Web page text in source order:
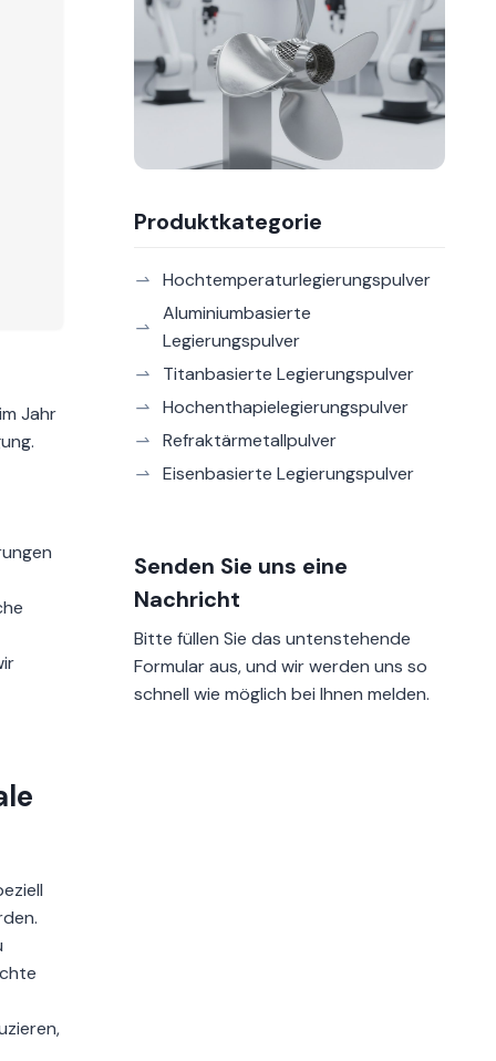
Jahr
Produktkategorie
Hochtemperaturlegierungspulver
Aluminiumbasierte
Legierungspulver
Titanbasierte Legierungspulver
Hochenthapielegierungspulver
Refraktärmetallpulver
Eisenbasierte Legierungspulver
Senden Sie uns eine
Nachricht
Bitte füllen Sie das untenstehende
Formular aus, und wir werden uns so
schnell wie möglich bei Ihnen melden.